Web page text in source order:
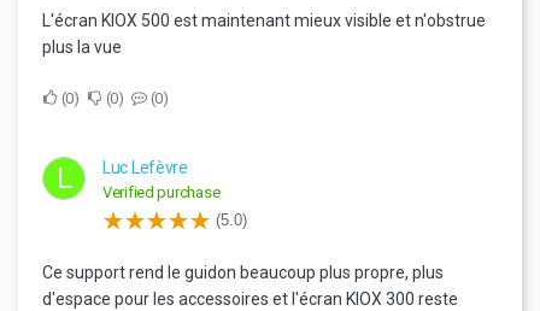
L'écran KIOX 500 est maintenant mieux visible et n'obstrue
plus la vue
0 0 0
L Luc Lefèvre
Verified purchase
(5.0)
Ce support rend le guidon beaucoup plus propre, plus
d'espace pour les accessoires et l'écran KIOX 300 reste